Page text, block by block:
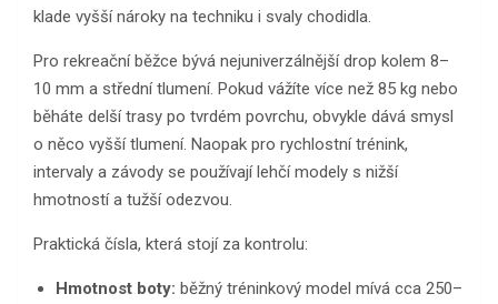
klade vyšší nároky na techniku i svaly chodidla.
Pro rekreační běžce bývá nejuniverzálnější drop kolem 8–
10 mm a střední tlumení. Pokud vážíte více než 85 kg nebo
běháte delší trasy po tvrdém povrchu, obvykle dává smysl
o něco vyšší tlumení. Naopak pro rychlostní trénink,
intervaly a závody se používají lehčí modely s nižší
hmotností a tužší odezvou.
Praktická čísla, která stojí za kontrolu:
Hmotnost boty: běžný tréninkový model mívá cca 250–